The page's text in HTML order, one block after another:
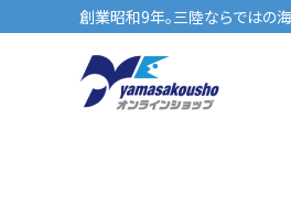
創業昭和9年。三陸ならではの